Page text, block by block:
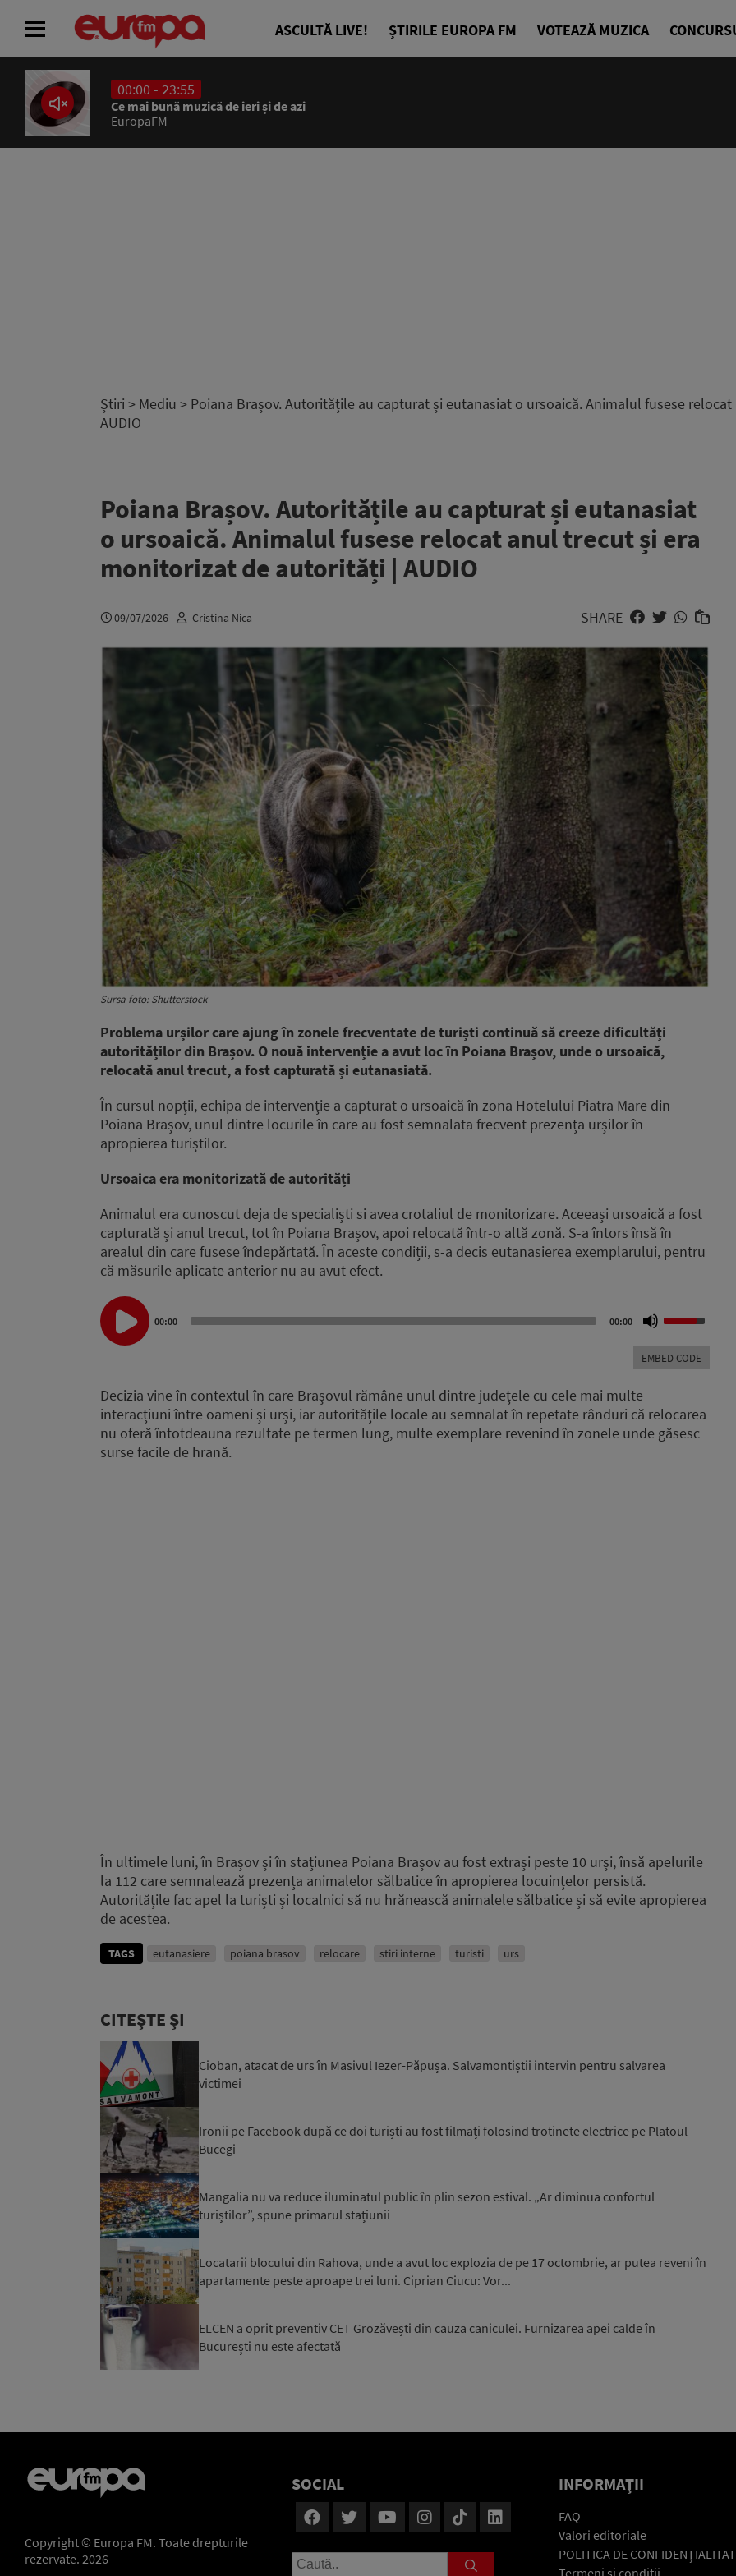
ASCULTĂ LIVE! ȘTIRILE EUROPA FM VOTEAZĂ MUZICA
00:00 - 23:55
Ce mai bună muzică de ieri și de azi
EuropaFM
Știri > Mediu > Poiana Brașov. Autoritățile au capturat și eutanasiat o ursoaică. Animalul fusese
AUDIO
Poiana Brașov. Autoritățile au capturat și eutanasiat
o ursoaică. Animalul fusese relocat anul trecut și era
monitorizat de autorități | AUDIO
09/07/2026 Cristina Nica SHARE
Sursa foto: Shutterstock
Problema urșilor care ajung în zonele frecventate de turiști continuă să creeze dificultăți
autorităților din Brașov. O nouă intervenție a avut loc în Poiana Brașov, unde o ursoaică,
relocată anul trecut, a fost capturată și eutanasiată.
În cursul nopții, echipa de intervenție a capturat o ursoaică în zona Hotelului Piatra Mare din
Poiana Brașov, unul dintre locurile în care au fost semnalata frecvent prezența urșilor în
apropierea turiștilor.
Ursoaica era monitorizată de autorități
Animalul era cunoscut deja de specialiști si avea crotaliul de monitorizare. Aceeași ursoaică a fost
capturată și anul trecut, tot în Poiana Brașov, apoi relocată într-o altă zonă. S-a întors însă în
arealul din care fusese îndepărtată. În aceste condiții, s-a decis eutanasierea exemplarului, pentru
că măsurile aplicate anterior nu au avut efect.
Audio
Player
00:00 00:00
Up/Down
keys
or
decrease
EMBED CODE
Decizia vine în contextul în care Brașovul rămâne unul dintre județele cu cele mai multe
interacțiuni între oameni și urși, iar autoritățile locale au semnalat în repetate rânduri că relocarea
nu oferă întotdeauna rezultate pe termen lung, multe exemplare revenind în zonele unde găsesc
surse facile de hrană.
În ultimele luni, în Brașov și în stațiunea Poiana Brașov au fost extrași peste 10 urși, însă apelurile
la 112 care semnalează prezența animalelor sălbatice în apropierea locuințelor persistă.
Autoritățile fac apel la turiști și localnici să nu hrănească animalele sălbatice și să evite apropierea
de acestea.
TAGS eutanasiere poiana brasov relocare stiri interne turisti urs
CITEȘTE ȘI
Cioban, atacat de urs în Masivul Iezer-Păpușa. Salvamontiștii intervin pentru salvarea
victimei
Ironii pe Facebook după ce doi turiști au fost filmați folosind trotinete electrice pe Platoul
Bucegi
Mangalia nu va reduce iluminatul public în plin sezon estival. „Ar diminua confortul
turiștilor”, spune primarul stațiunii
Locatarii blocului din Rahova, unde a avut loc explozia de pe 17 octombrie, ar putea reveni în
apartamente peste aproape trei luni. Ciprian Ciucu: Vor...
ELCEN a oprit preventiv CET Grozăvești din cauza caniculei. Furnizarea apei calde în
Bucureşti nu este afectată
Copyright © Europa FM. Toate drepturile
rezervate. 2026
SOCIAL INFORMAŢII
FAQ
Valori editoriale
POLITICA DE
Termeni şi condiţii
ACASĂ
ȘTIRI